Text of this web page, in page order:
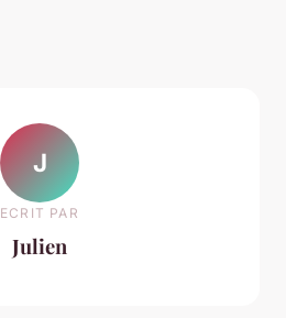
J
ECRIT PAR
Julien